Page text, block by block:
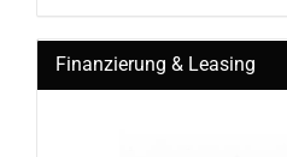
Finanzierung & Leasing